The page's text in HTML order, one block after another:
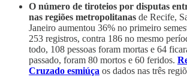
O número de tiroteios por disputas
nas regiões metropolitanas de Recife,
Janeiro aumentou 36% no primeiro
253 registros, contra 186 no mesmo
todo, 108 pessoas foram mortas e 64
passado, foram 80 mortos e 60 feridos.
Cruzado esmiúça os dados nas três